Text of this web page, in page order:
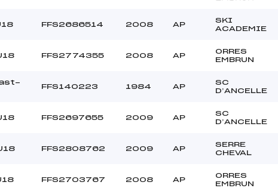
FFS2686514 2008 AP
SKI
ACADEMIE
FFS2774355 2008 AP
ORRES
EMBRUN
FFS140223 1984 AP
SC
D’ANCELLE
FFS2697655 2009 AP
SC
D’ANCELLE
FFS2808762 2009 AP
SERRE
CHEVAL
FFS2703767 2008 AP
ORRES
EMBRUN